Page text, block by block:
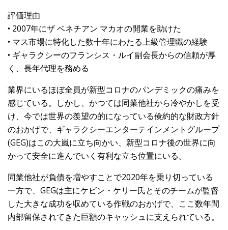
評価理由
• 2007年にザ ベネチアン マカオの開業を助けた
• マス市場に特化した数十年にわたる上級管理職の経験
• ギャラクシーのフランシス・ルイ副会長からの信頼が厚
く、長年代理を務める
業界にいるほぼ全員が新型コロナのパンデミックの痛みを
感じている。しかし、かつては同業他社から冷やかしを受
け、今では世界の羨望の的になっている倹約的な財政方針
のおかげで、ギャラクシーエンターテインメントグループ
(GEG)はこの大嵐に立ち向かい、新型コロナ後の世界に向
かって安全に進んでいく有利な立ち位置にいる。
同業他社が負債を増やすことで2020年を乗り切っている
一方で、GEGは主にケビン・ケリー氏とそのチームが監督
した大きな成功を収めている作戦のおかげで、ここ数年間
内部留保されてきた巨額のキャッシュに支えられている。